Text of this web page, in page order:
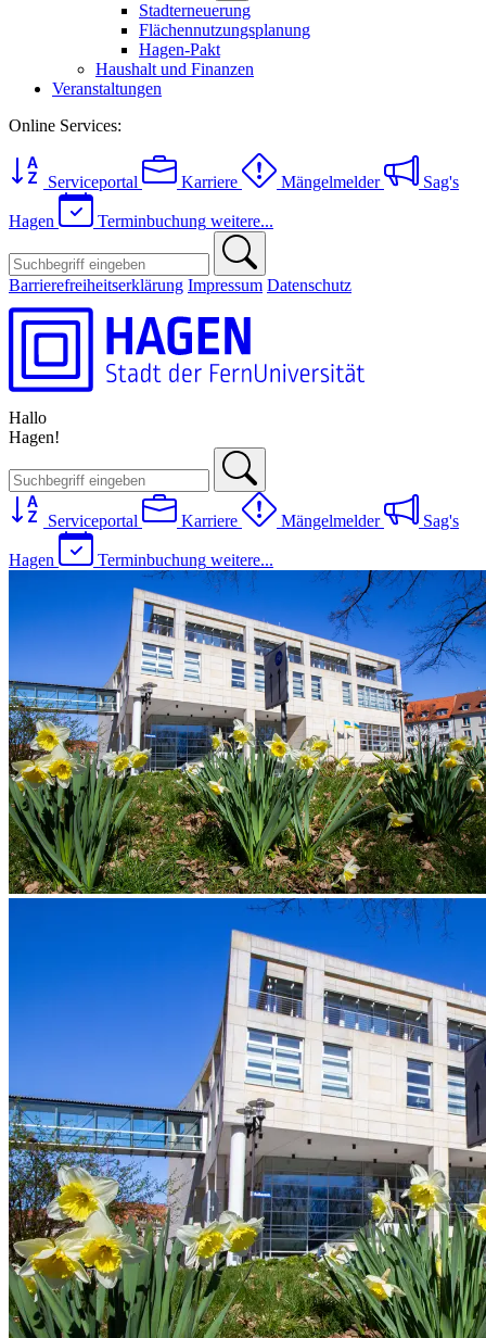
Stadterneuerung
Flächennutzungsplanung
Hagen-Pakt
Haushalt und Finanzen
Veranstaltungen
Online Services:
Serviceportal Karriere Mängelmelder Sag's
Hagen Terminbuchung weitere...
Barrierefreiheitserklärung Impressum Datenschutz
Hallo
Hagen!
Serviceportal Karriere Mängelmelder Sag's
Hagen Terminbuchung weitere...